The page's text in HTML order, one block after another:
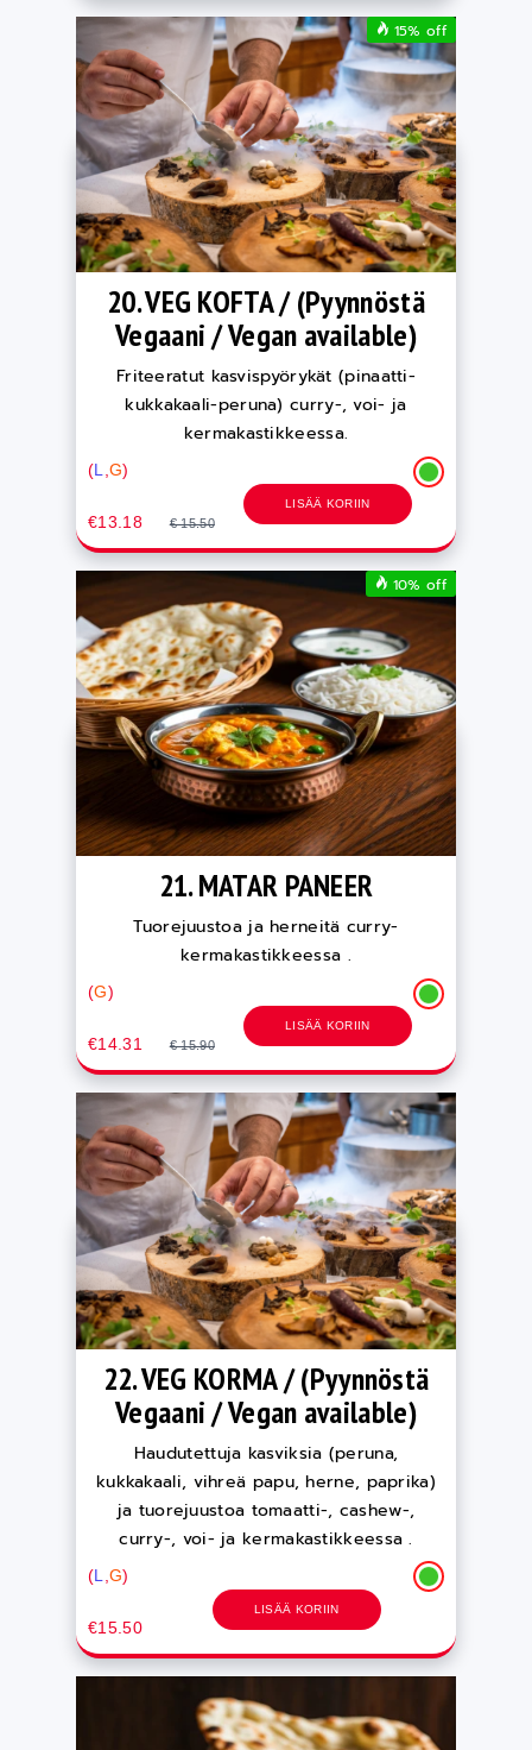
15% off
20. VEG KOFTA / (Pyynnöstä
Vegaani / Vegan available)
Friteeratut kasvispyörykät (pinaatti-
kukkakaali-peruna) curry-, voi- ja
kermakastikkeessa.
(L,G)
€13.18 € 15.50
LISÄÄ KORIIN
10% off
21. MATAR PANEER
Tuorejuustoa ja herneitä curry-
kermakastikkeessa .
(G)
€14.31 € 15.90
LISÄÄ KORIIN
22. VEG KORMA / (Pyynnöstä
Vegaani / Vegan available)
Haudutettuja kasviksia (peruna,
kukkakaali, vihreä papu, herne, paprika)
ja tuorejuustoa tomaatti-, cashew-,
curry-, voi- ja kermakastikkeessa .
(L G)
€15.50
LISÄÄ KORIIN